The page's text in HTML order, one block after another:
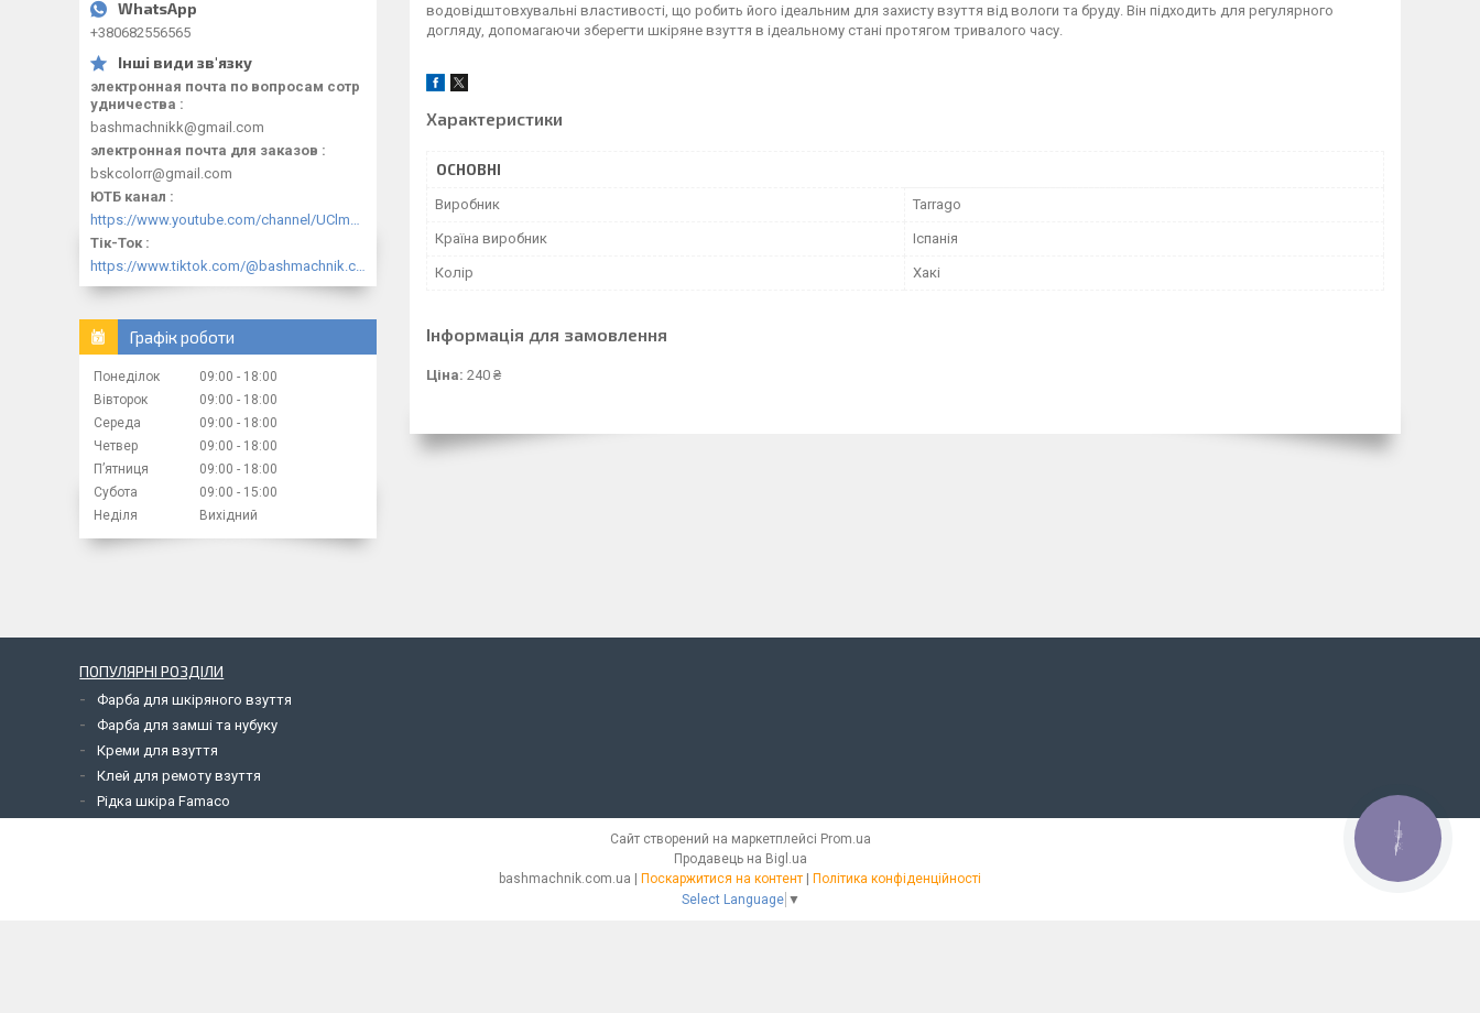
водовідштовхувальні властивості, що робить його ідеальним для захисту взуття від вологи та бруду. Він підходить для регулярного
догляду, допомагаючи зберегти шкіряне взуття в ідеальному стані протягом тривалого часу.
Характеристики
ОСНОВНІ
Виробник Tarrago
Країна виробник Іспанія
Колір Хакі
Інформація для замовлення
Ціна: 240 ₴
+380682556565
электронная почта по вопросам сотр
удничества
bashmachnikk@gmail.com
электронная почта для заказов
bskcolorr@gmail.com
ЮТБ канал
https://www.youtube.com/channel/UClmpExjfqH65_PkVWCmgPbQ
Тік-Ток
https://www.tiktok.com/@bashmachnik.com.ua
Графік роботи
Понеділок 09:00
18:00
Вівторок
09:00
18:00
Середа
09:00
18:00
Четвер
09:00
18:00
Пʼятниця
09:00
18:00
Субота
09:00
15:00
Неділя
Вихідний
ПОПУЛЯРНІ РОЗДІЛИ
Фарба для шкіряного взуття
Фарба для замші та нубуку
Креми для взуття
Клей для ремоту взуття
Рідка шкіра Famaco
Сайт створений на маркетплейсі Prom.ua
Продавець на Bigl.ua
Поскаржитися на контент
Політика конфіденційності
Select Language ▼
КНОПКА
ЗВ'ЯЗКУ